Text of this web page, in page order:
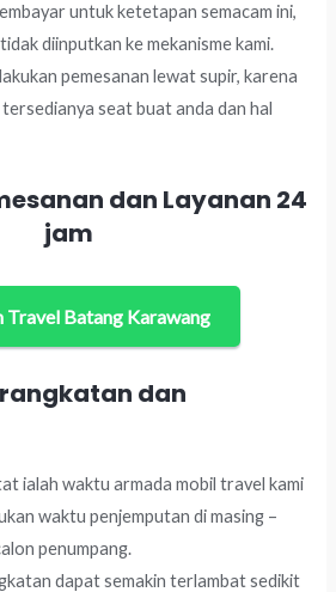
untuk ketetapan semacam ini,
diinputkan ke mekanisme kami.
pemesanan lewat supir, karena
seat buat anda dan hal
dan Layanan 24
jam
Travel Batang Karawang
dan
ialah waktu armada mobil travel kami
waktu penjemputan di masing –
penumpang.
dapat semakin terlambat sedikit